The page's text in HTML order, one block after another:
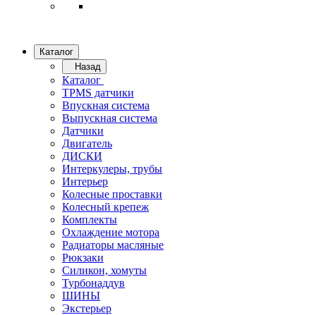
Каталог
Назад
Каталог
TPMS датчики
Впускная система
Выпускная система
Датчики
Двигатель
ДИСКИ
Интеркулеры, трубы
Интерьер
Колесные проставки
Колесный крепеж
Комплекты
Охлаждение мотора
Радиаторы масляные
Рюкзаки
Силикон, хомуты
Турбонаддув
ШИНЫ
Экстерьер